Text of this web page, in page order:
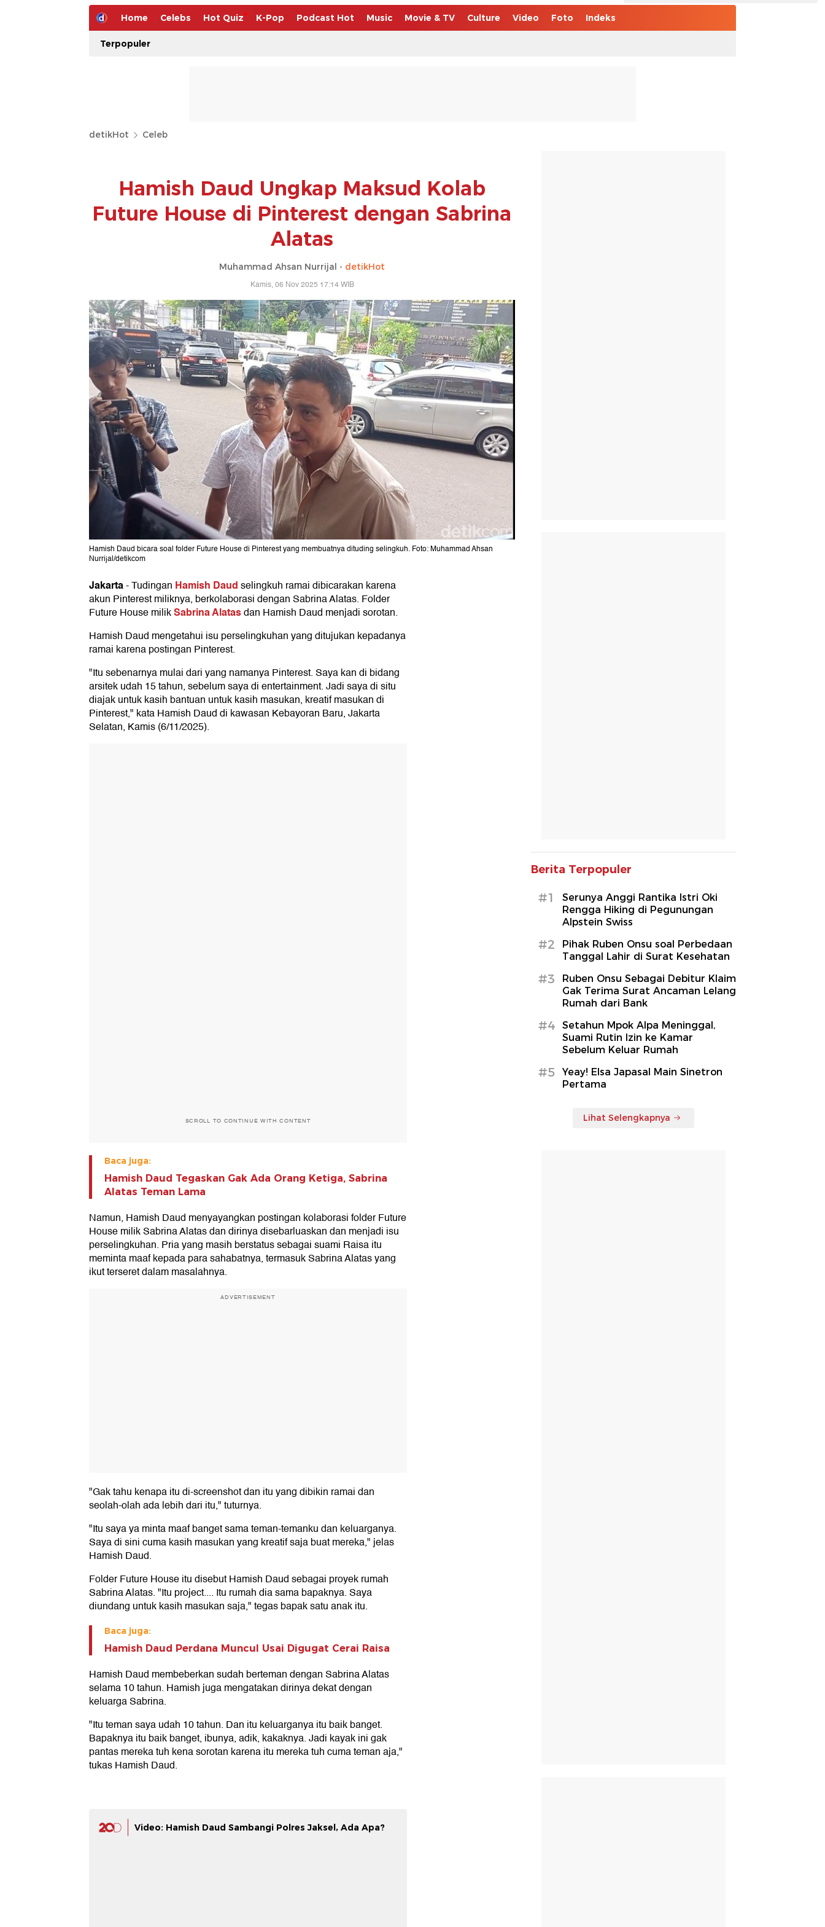
Home Celebs Hot Quiz K-Pop Podcast Hot Music Movie & TV Culture Video Foto Indeks
Terpopuler
detikHot Celeb
Hamish Daud Ungkap Maksud Kolab
Future House di Pinterest dengan Sabrina
Alatas
Muhammad Ahsan Nurrijal - detikHot
Kamis, 06 Nov 2025 17:14 WIB
Hamish Daud bicara soal folder Future House di Pinterest yang membuatnya dituding selingkuh. Foto: Muhammad Ahsan
Nurrijal/detikcom
Jakarta-Tudingan Hamish Daudselingkuh ramai dibicarakan karena
akun Pinterest miliknya, berkolaborasi dengan Sabrina Alatas. Folder
Future House milikSabrina Alatasdan Hamish Daud menjadi sorotan.
Hamish Daud mengetahui isu perselingkuhan yang ditujukan kepadanya
ramai karena postingan Pinterest.
"Itu sebenarnya mulai dari yang namanya Pinterest. Saya kan di bidang
arsitek udah 15 tahun, sebelum saya di entertainment. Jadi saya di situ
diajak untuk kasih bantuan untuk kasih masukan, kreatif masukan di
Pinterest," kata Hamish Daud di kawasan Kebayoran Baru, Jakarta
Selatan, Kamis (6/11/2025).
SCROLL TO CONTINUE WITH CONTENT
Baca juga:
Hamish Daud Tegaskan Gak Ada Orang Ketiga, Sabrina
Alatas Teman Lama
Namun, Hamish Daud menyayangkan postingan kolaborasi folder Future
House milik Sabrina Alatas dan dirinya disebarluaskan dan menjadi isu
perselingkuhan. Pria yang masih berstatus sebagai suami Raisa itu
meminta maaf kepada para sahabatnya, termasuk Sabrina Alatas yang
ikut terseret dalam masalahnya.
ADVERTISEMENT
"Gak tahu kenapa itu di-screenshot dan itu yang dibikin ramai dan
seolah-olah ada lebih dari itu," tuturnya.
"Itu saya ya minta maaf banget sama teman-temanku dan keluarganya.
Saya di sini cuma kasih masukan yang kreatif saja buat mereka," jelas
Hamish Daud.
Folder Future House itu disebut Hamish Daud sebagai proyek rumah
Sabrina Alatas. "Itu project.... Itu rumah dia sama bapaknya. Saya
diundang untuk kasih masukan saja," tegas bapak satu anak itu.
Baca juga:
Hamish Daud Perdana Muncul Usai Digugat Cerai Raisa
Hamish Daud membeberkan sudah berteman dengan Sabrina Alatas
selama 10 tahun. Hamish juga mengatakan dirinya dekat dengan
keluarga Sabrina.
"Itu teman saya udah 10 tahun. Dan itu keluarganya itu baik banget.
Bapaknya itu baik banget, ibunya, adik, kakaknya. Jadi kayak ini gak
pantas mereka tuh kena sorotan karena itu mereka tuh cuma teman aja,"
tukas Hamish Daud.
Video: Hamish Daud Sambangi Polres Jaksel, Ada Apa?
Berita Terpopuler
#1
Serunya Anggi Rantika Istri Oki
Rengga Hiking di Pegunungan
Alpstein Swiss
#2
Pihak Ruben Onsu soal Perbedaan
Tanggal Lahir di Surat Kesehatan
#3
Ruben Onsu Sebagai Debitur Klaim
Gak Terima Surat Ancaman Lelang
Rumah dari Bank
#4
Setahun Mpok Alpa Meninggal,
Suami Rutin Izin ke Kamar
Sebelum Keluar Rumah
#5
Yeay! Elsa Japasal Main Sinetron
Pertama
Lihat Selengkapnya